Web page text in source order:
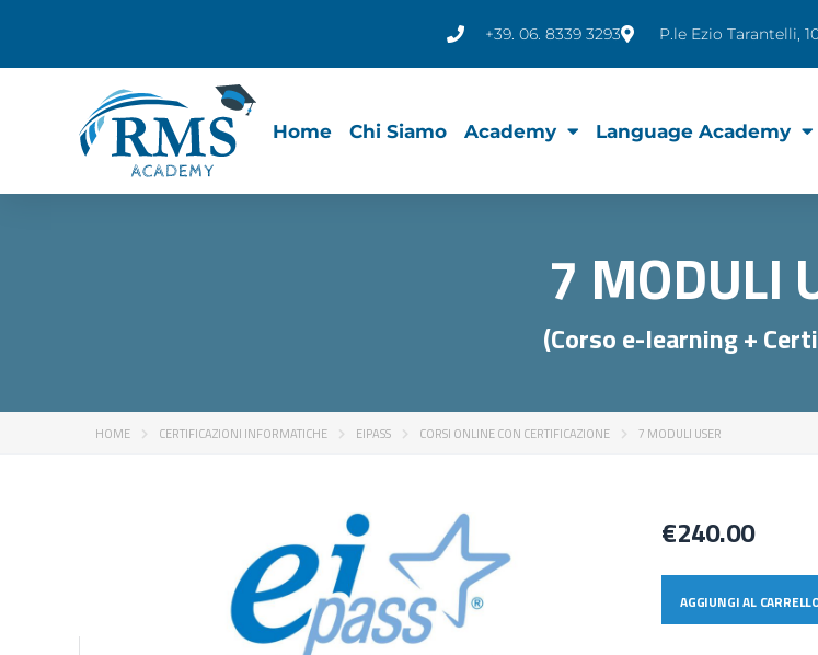
+39. 06. 8339 3293 P.le Ezio Tarantelli,
Home Chi Siamo Academy Language Academy
7 MODULI
(Corso e-learning +
HOME CERTIFICAZIONI INFORMATICHE EIPASS CORSI ONLINE CON CERTIFICAZIONE 7 MODULI USER
€240.00
AGGIUNGI AL